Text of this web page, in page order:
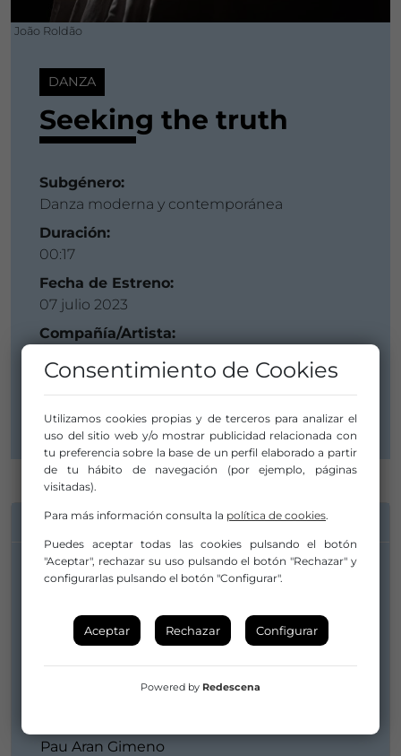
João Roldão
DANZA
Seeking the truth
Subgénero:
Danza moderna y contemporánea
Duración:
00:17
Fecha de Estreno:
07 julio 2023
Compañía/Artista:
INFORMACIÓN DE CONTACTO
Compañía/Artista:
hola@pauaran.com
+491734375419
Pau Aran Gimeno
Consentimiento de Cookies
Utilizamos cookies propias y de terceros para analizar el
uso del sitio web y/o mostrar publicidad relacionada con
tu preferencia sobre la base de un perfil elaborado a partir
de tu hábito de navegación (por ejemplo, páginas
visitadas).
Para más información consulta la política de cookies.
Puedes aceptar todas las cookies pulsando el botón
"Aceptar", rechazar su uso pulsando el botón "Rechazar" y
configurarlas pulsando el botón "Configurar".
Aceptar Rechazar Configurar
Powered by Redescena